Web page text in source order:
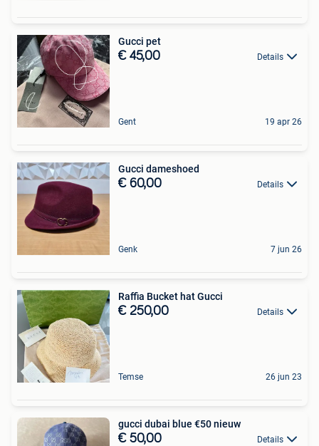
Gucci pet
€ 45,00 Details
Gent 19 apr 26
Gucci dameshoed
€ 60,00 Details
Genk 7 jun 26
Raffia Bucket hat Gucci
€ 250,00 Details
Temse 26 jun 23
gucci dubai blue €50 nieuw
€ 50,00 Details